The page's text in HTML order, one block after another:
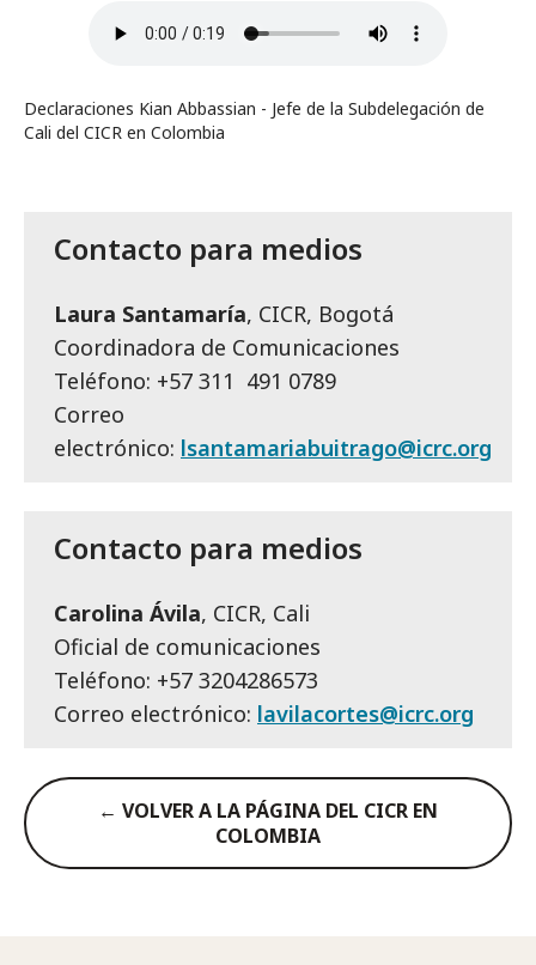
Declaraciones Kian Abbassian - Jefe de la Subdelegación de
Cali del CICR en Colombia
Contacto para medios
Laura Santamaría, CICR, Bogotá
Coordinadora de Comunicaciones
Teléfono: +57 311 491 0789
Correo
electrónico: lsantamariabuitrago@icrc.org
Contacto para medios
Carolina Ávila, CICR, Cali
Oficial de comunicaciones
Teléfono: +57 3204286573
Correo electrónico: lavilacortes@icrc.org
← VOLVER A LA PÁGINA DEL CICR EN
COLOMBIA